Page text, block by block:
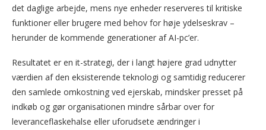
det daglige arbejde, mens nye enheder reserveres til kritiske
funktioner eller brugere med behov for høje ydelseskrav –
herunder de kommende generationer af AI-pc’er.
Resultatet er en it-strategi, der i langt højere grad udnytter
værdien af den eksisterende teknologi og samtidig reducerer
den samlede omkostning ved ejerskab, mindsker presset på
indkøb og gør organisationen mindre sårbar over for
leveranceflaskehalse eller uforudsete ændringer i